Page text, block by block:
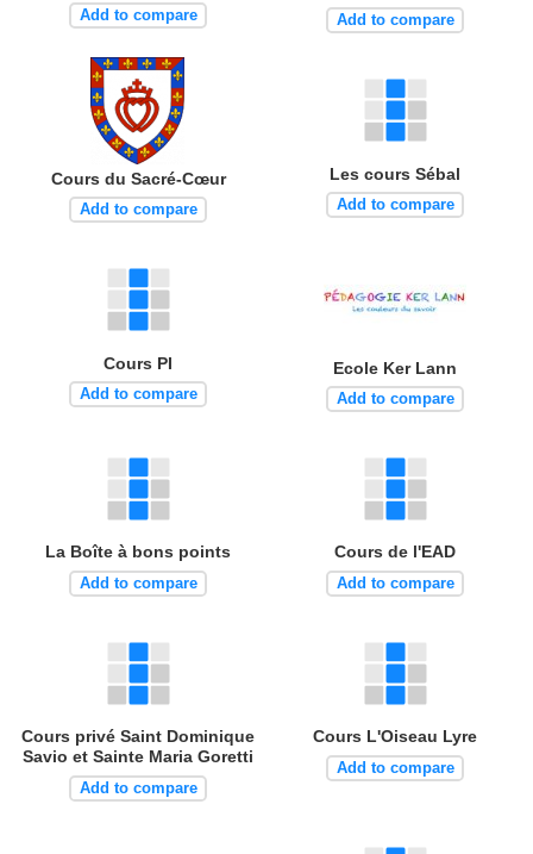
Add to compare Add to compare
Cours du Sacré-Cœur
Add to compare
Les cours Sébal
Add to compare
Cours PI
Add to compare
Ecole Ker Lann
Add to compare
La Boîte à bons points
Add to compare
Cours de l'EAD
Add to compare
Cours privé Saint Dominique
Savio et Sainte Maria Goretti
Add to compare
Cours L'Oiseau Lyre
Add to compare